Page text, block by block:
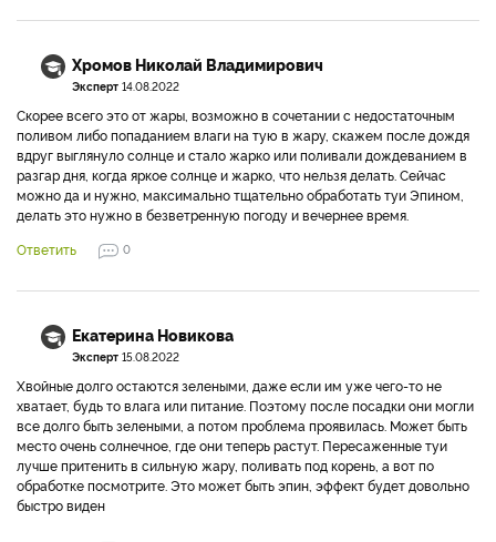
Хромов Николай Владимирович
Эксперт 14.08.2022
Скорее всего это от жары, возможно в сочетании с недостаточным
поливом либо попаданием влаги на тую в жару, скажем после дождя
вдруг выглянуло солнце и стало жарко или поливали дождеванием в
разгар дня, когда яркое солнце и жарко, что нельзя делать. Сейчас
можно да и нужно, максимально тщательно обработать туи Эпином,
делать это нужно в безветренную погоду и вечернее время.
Ответить
0
Екатерина Новикова
Эксперт 15.08.2022
Хвойные долго остаются зелеными, даже если им уже чего-то не
хватает, будь то влага или питание. Поэтому после посадки они могли
все долго быть зелеными, а потом проблема проявилась. Может быть
место очень солнечное, где они теперь растут. Пересаженные туи
лучше притенить в сильную жару, поливать под корень, а вот по
обработке посмотрите. Это может быть эпин, эффект будет довольно
быстро виден